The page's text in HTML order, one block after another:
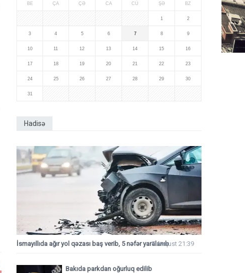
BE ÇA ÇƏ CA CÜ ŞƏ BZ
1 2
3 4 5 6 7 8 9
10 11 12 13 14 15 16
17 18 19 20 21 22 23
24 25 26 27 28 29 30
31
Hadisə
İsmayıllıda ağır yol qəzası baş verib, 5 nəfər yaralanıb7 Avqust 21:39
Bakıda parkdan oğurluq edilib